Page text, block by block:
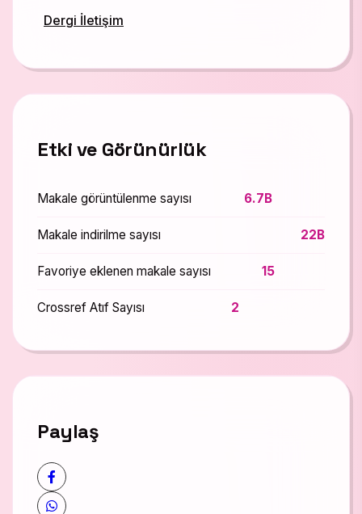
Dergi İletişim
Etki ve Görünürlük
Makale görüntülenme sayısı 6.7B
Makale indirilme sayısı 22B
Favoriye eklenen makale sayısı 15
Crossref Atıf Sayısı 2
Paylaş